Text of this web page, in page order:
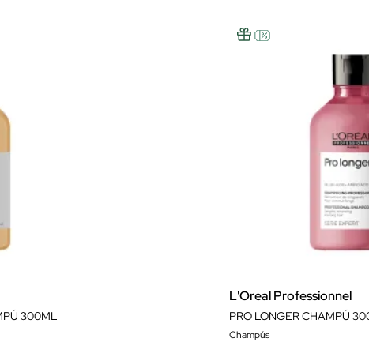
300ML
L'Oreal Professionnel
PRO LONGER CHAMPÚ
Champús